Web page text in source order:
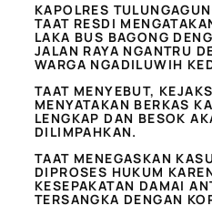
KAPOLRES
TAAT RESDI
LAKA BUS BAGONG
JALAN RAYA NGANTRU
WARGA NGADILUWIH
TAAT MENYEBUT,
MENYATAKAN BERKAS
LENGKAP DAN BESOK
DILIMPAHKAN.
TAAT MENEGASKAN
DIPROSES HUKUM
KESEPAKATAN DAMAI
TERSANGKA DENGAN